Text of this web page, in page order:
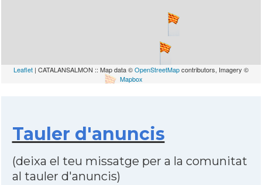
Leaflet | CATALANSALMON :: Map data ©OpenStreetMapcontributors, Imagery ©
Mapbox
Tauler d'anuncis
(deixa el teu missatge per a la comunitat
al tauler d'anuncis)